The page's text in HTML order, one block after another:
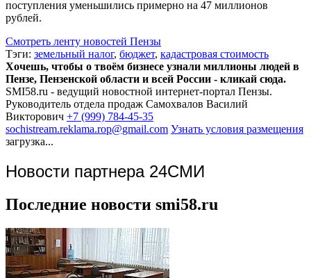
поступления уменьшились примерно на 47 миллионов
рублей.
Смотреть ленту новостей Пензы
Тэги: земельный налог, бюджет, кадастровая стоимость
Хочешь, чтобы о твоём бизнесе узнали миллионы людей в
Пензе, Пензенской области и всей России - кликай сюда.
SMI58.ru - ведущий новостной интернет-портал Пензы.
Руководитель отдела продаж Самохвалов Василий
Викторович +7 (999) 784-45-35
sochistream.reklama.rop@gmail.com Узнать условия размещения
загрузка...
Новости партнера 24СМИ
Последние новости smi58.ru